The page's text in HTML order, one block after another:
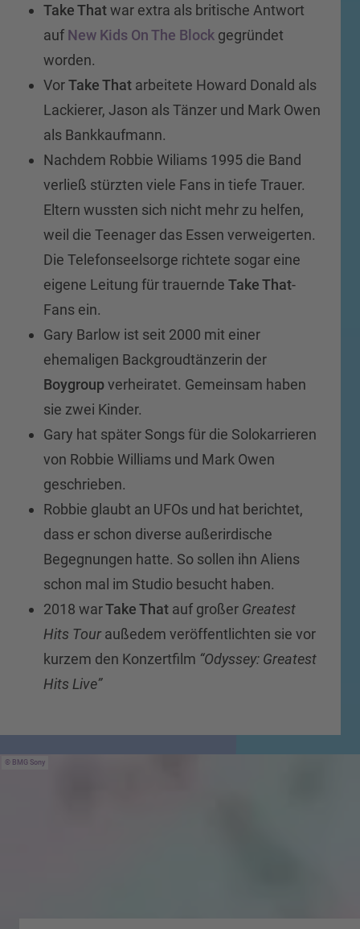
Take Thatwar extra als britische Antwort
auf New Kids On The Block gegründet
worden.
VorTake That arbeitete Howard Donald als
Lackierer, Jason als Tänzer und Mark Owen
als Bankkaufmann.
Nachdem Robbie Wiliams 1995 die Band
verließ stürzten viele Fans in tiefe Trauer.
Eltern wussten sich nicht mehr zu helfen,
weil die Teenager das Essen verweigerten.
Die Telefonseelsorge richtete sogar eine
eigene Leitung für trauernde Take That-
Fans ein.
Gary Barlow ist seit 2000 mit einer
ehemaligen Backgroudtänzerin der
Boygroupverheiratet. Gemeinsam haben
sie zwei Kinder.
Gary hat später Songs für die Solokarrieren
von Robbie Williams und Mark Owen
geschrieben.
Robbie glaubt an UFOs und hat berichtet,
dass er schon diverse außerirdische
Begegnungen hatte. So sollen ihn Aliens
schon mal im Studio besucht haben.
2018 warTake That auf großer Greatest
Hits Tour außedem veröffentlichten sie vor
kurzem den Konzertfilm “Odyssey: Greatest
Hits Live”
BMG Sony